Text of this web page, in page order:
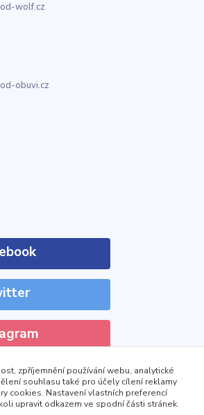
wolf.cz
obuvi.cz
zpříjemnění používání webu, analytické
souhlasu také pro účely cílení reklamy
cookies. Nastavení vlastních preferencí
upravit odkazem ve spodní části stránek.